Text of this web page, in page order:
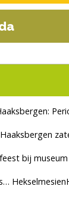
Perioden
zaterdag 8 augustus,
bij museum